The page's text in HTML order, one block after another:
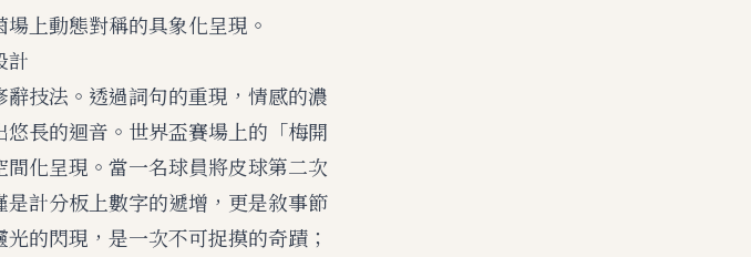
上動態對稱的具象化呈現。
計
技法。透過詞句的重現，情感的濃
長的迴音。世界盃賽場上的「梅開
化呈現。當一名球員將皮球第二次
計分板上數字的遞增，更是敘事節
的閃現，是一次不可捉摸的奇蹟；